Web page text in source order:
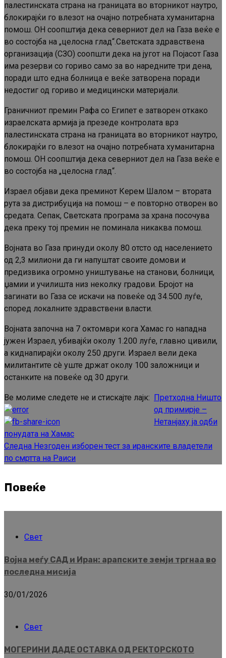
палестинската страна на границата во вторникот наутро,
блокирајќи го влезот на очајно потребната хуманитарна
помош. ОН соопштија дека северниот дел на Газа веќе е
во состојба на „целосна глад“.Светската здравствена
организација (СЗО) соопшти дека на југот на Појасот Газа
има резерви со гориво само за во наредните три дена,
поради што една болница е веќе затворена поради
недостиг од гориво и медицински материјали.
Граничниот премин Рафа со Египет е затворен откако
израелската армија ја презеде контролата врз
палестинската страна на границата во вторникот наутро,
блокирајќи го влезот на очајно потребната хуманитарна
помош. ОН соопштија дека северниот дел на Газа веќе е
во состојба на „целосна глад“.
Израел објави дека преминот Керем Шалом – втората
рута за дистрибуција на помош – е повторно отворен во
средата. Сепак, Светската програма за храна посочува
дека преку тој премин не поминала никаква помош.
Војната во Газа принуди околу 80 отсто од населението
од 2,3 милиони да ги напуштат своите домови и
предизвика огромно уништување на станови, болници,
џамии и училишта низ неколку градови. Бројот на
загинати во Газа се искачи на повеќе од 34.500 луѓе,
според локалните здравствени власти.
Војната започна на 7 октомври кога Хамас го нападна
јужен Израел, убивајќи околу 1.200 луѓе, главно цивили,
а киднапирајќи околу 250 други. Израел вели дека
милитантите сè уште држат околу 100 заложници и
останките на повеќе од 30 други.
Ве молиме следете не и стискајте лајк:
Continue
Reading
Претходна Ништо
од примирје –
Нетанјаху ја одби
понудата на Хамас
Следна Незгоден изборен тест за иранските владетели
по смртта на Раиси
Повеќе
Свет
Војна меѓу САД и Иран: арапските земји тргнаа во
последна мисија
30/01/2026
Свет
МОГЕРИНИ ДАДЕ ОСТАВКА ОД РЕКТОРСКОТО